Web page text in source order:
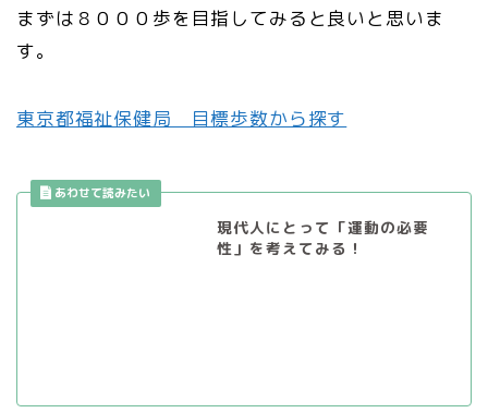
まずは８０００歩を目指してみると良いと思いま
す。
東京都福祉保健局 目標歩数から探す
現代人にとって「運動の必要
性」を考えてみる！